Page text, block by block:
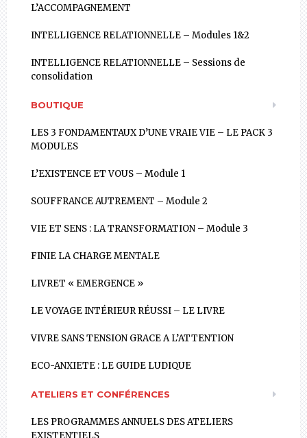
L’ACCOMPAGNEMENT
INTELLIGENCE RELATIONNELLE – Modules 1&2
INTELLIGENCE RELATIONNELLE – Sessions de
consolidation
BOUTIQUE
LES 3 FONDAMENTAUX D’UNE VRAIE VIE – LE PACK 3
MODULES
L’EXISTENCE ET VOUS – Module 1
SOUFFRANCE AUTREMENT – Module 2
VIE ET SENS : LA TRANSFORMATION – Module 3
FINIE LA CHARGE MENTALE
LIVRET « EMERGENCE »
LE VOYAGE INTÉRIEUR RÉUSSI – LE LIVRE
VIVRE SANS TENSION GRACE A L’ATTENTION
ECO-ANXIETE : LE GUIDE LUDIQUE
ATELIERS ET CONFÉRENCES
LES PROGRAMMES ANNUELS DES ATELIERS
EXISTENTIELS